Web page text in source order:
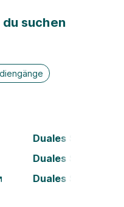
suchen
Duales Studium
Duales Studium
Duales Studium